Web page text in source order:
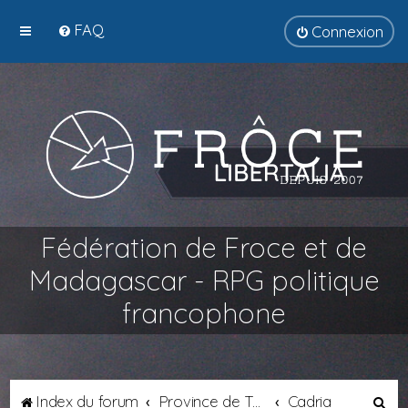
FAQ Connexion
Fédération de Froce et de
Madagascar - RPG politique
francophone
Index du forum Province de Tyrsènie Cadria